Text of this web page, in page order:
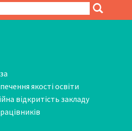
якості освіти
відкритість закладу